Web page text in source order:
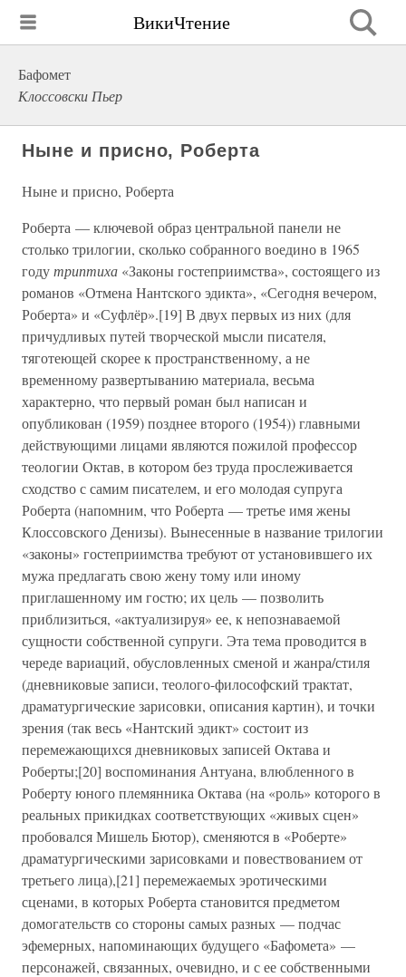
ВикиЧтение
Бафомет
Клоссовски Пьер
Ныне и присно, Роберта
Ныне и присно, Роберта
Роберта — ключевой образ центральной панели не
столько трилогии, сколько собранного воедино в 1965
годутриптиха «Законы гостеприимства», состоящего из
романов «Отмена Нантского эдикта», «Сегодня вечером,
Роберта» и «Суфлёр».[19] В двух первых из них (для
причудливых путей творческой мысли писателя,
тяготеющей скорее к пространственному, а не
временному развертыванию материала, весьма
характерно, что первый роман был написан и
опубликован (1959) позднее второго (1954)) главными
действующими лицами являются пожилой профессор
теологии Октав, в котором без труда прослеживается
сходство с самим писателем, и его молодая супруга
Роберта (напомним, что Роберта — третье имя жены
Клоссовского Денизы). Вынесенные в название трилогии
«законы» гостеприимства требуют от установившего их
мужа предлагать свою жену тому или иному
приглашенному им гостю; их цель — позволить
приблизиться, «актуализируя» ее, к непознаваемой
сущности собственной супруги. Эта тема проводится в
череде вариаций, обусловленных сменой и жанра/стиля
(дневниковые записи, теолого-философский трактат,
драматургические зарисовки, описания картин), и точки
зрения (так весь «Нантский эдикт» состоит из
перемежающихся дневниковых записей Октава и
Роберты;[20] воспоминания Антуана, влюбленного в
Роберту юного племянника Октава (на «роль» которого в
реальных прикидках соответствующих «живых сцен»
пробовался Мишель Бютор), сменяются в «Роберте»
драматургическими зарисовками и повествованием от
третьего лица),[21] перемежаемых эротическими
сценами, в которых Роберта становится предметом
домогательств со стороны самых разных — подчас
эфемерных, напоминающих будущего «Бафомета» —
персонажей, связанных, очевидно, и с ее собственными